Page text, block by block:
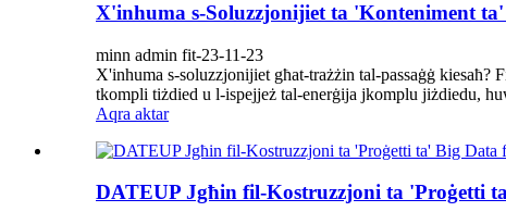
X'inhuma s-Soluzzjonijiet ta 'Konteniment ta'
minn admin fit-23-11-23
X'inhuma s-soluzzjonijiet għat-trażżin tal-passaġġ
tkompli tiżdied u l-ispejjeż tal-enerġija jkomplu jiżdiedu,
Aqra aktar
DATEUP Jgħin fil-Kostruzzjoni ta 'Proġetti